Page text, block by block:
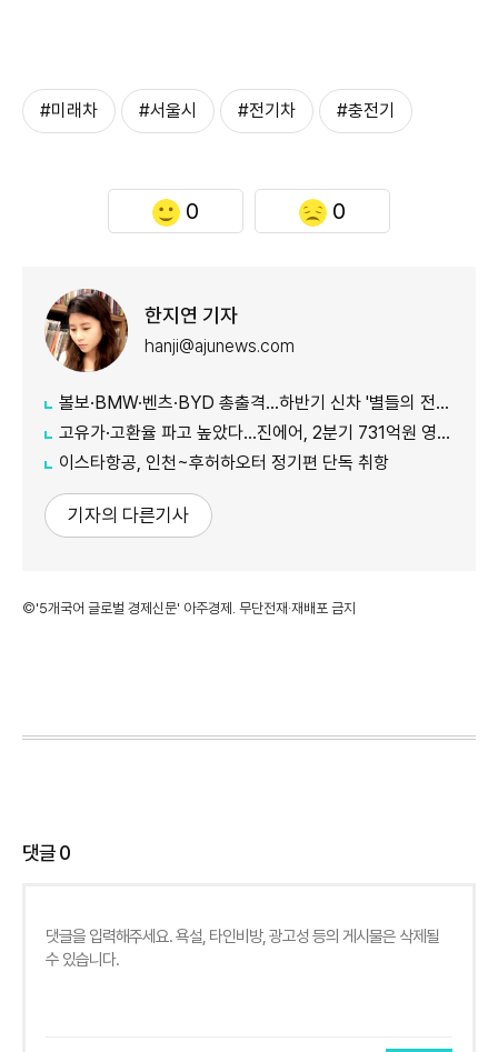
#미래차 #서울시 #전기차 #충전기
0 0
한지연 기자
hanji@ajunews.com
볼보·BMW·벤츠·BYD 총출격...하반기 신차 '별들의 전쟁'
고유가·고환율 파고 높았다…진에어, 2분기 731억원 영업적자
이스타항공, 인천~후허하오터 정기편 단독 취항
기자의 다른기사
©'5개국어 글로벌 경제신문' 아주경제. 무단전재·재배포 금지
댓글0